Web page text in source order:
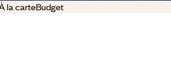
la carteBudget